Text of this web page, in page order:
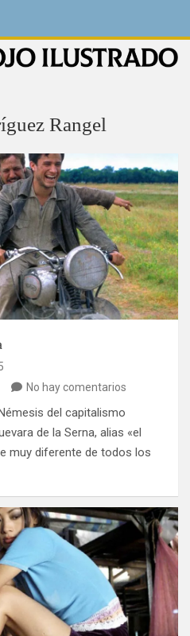
Rangel
No hay comentarios
del capitalismo
de la Serna, alias «el
muy diferente de todos los